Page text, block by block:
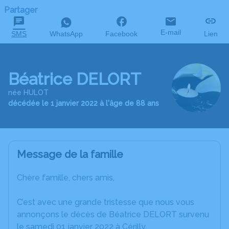
Partager
SMS WhatsApp Facebook E-mail Lien
Béatrice DELORT
née HULOT
décédée le 1 janvier 2022 à l'âge de 88 ans
Message de la famille
Chère famille, chers amis,
C’est avec une grande tristesse que nous vous
annonçons le décès de Béatrice DELORT survenu
le samedi 01 janvier 2022 à Cérilly.